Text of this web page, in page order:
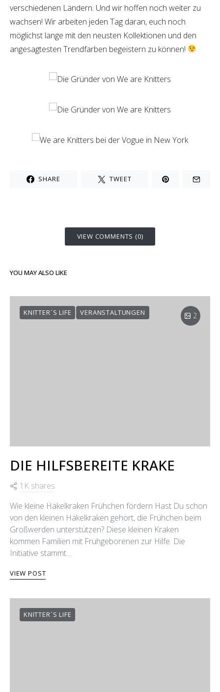
verschiedenen Ländern. Und wir hoffen noch weiter zu
wachsen! Wir arbeiten jeden Tag daran, euch noch
möglichst lange mit den neusten Kollektionen und den
angesagtesten Trendfarben begeistern zu können!
SHARE TWEET
VIEW COMMENTS (0)
YOU MAY ALSO LIKE
KNITTER´S LIFE VERANSTALTUNGEN 2
DIE HILFSBEREITE KRAKE
1K shares
Wie kleine Häkelkraken Frühchen fördern Hast Du schon
von den kleinen Häkelkraken gehört, die Frühchen beim
Großwerden unterstützen? Diese kleinen Kraken
kommen Familien mit Frühgeborenen zur Hilfe. Die
Initiative stammt…
VIEW POST
KNITTER´S LIFE